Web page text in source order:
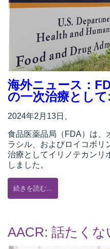
海外ニュース：
の一次治療とし
2024年2月13日、
食品医薬品局（FDA）は、
ラシル、およびロイコボリ
治療としてイリノテカンリ
しました。
続きを読む...
AACR: 話たく